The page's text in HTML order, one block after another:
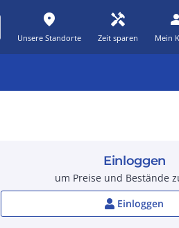
place
Unsere Standorte
handyman
Zeit sparen Mein
Einloggen
um Preise und Bestände
Einloggen